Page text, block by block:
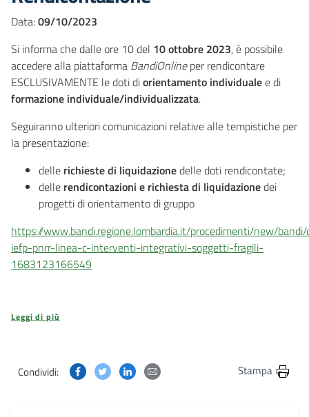
Data:09/10/2023
Si informa che dalle ore 10 del 10 ottobre 2023, è possibile
accedere alla piattaforma BandiOnlineper rendicontare
ESCLUSIVAMENTE le doti diorientamento individualee di
formazione individuale/individualizzata.
Seguiranno ulteriori comunicazioni relative alle tempistiche per
la presentazione:
delle richieste di liquidazionedelle doti rendicontate;
delle rendicontazioni e richiesta di liquidazionedei
progetti di orientamento di gruppo
https://www.bandi.regione.lombardia.it/procedimenti/new/
iefp-pnrr-linea-c-interventi-integrativi-soggetti-fragili-
1683123166549
Leggi di più
Condividi: Condividi questa pagina su Facebook
Condividi questa pagina su Twitter
Condividi questa pagina su Linkedin
Condividi questa pagina via
Stampa